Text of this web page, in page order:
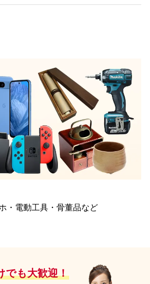
・電動工具・骨董品など
でも大歓迎！